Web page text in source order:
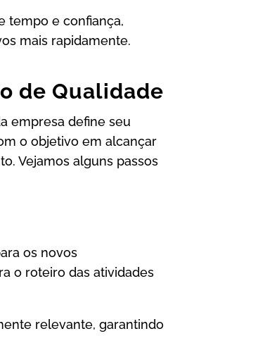
tempo e confiança,
mais rapidamente.
de Qualidade
empresa define seu
o objetivo em alcançar
Vejamos alguns passos
os novos
o roteiro das atividades
relevante, garantindo